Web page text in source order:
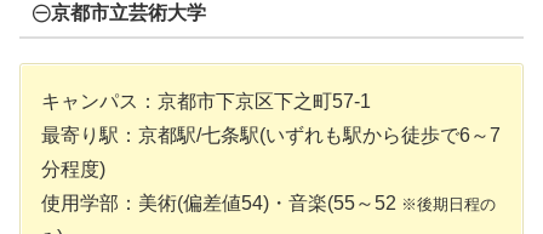
㊀京都市立芸術大学
キャンパス：京都市下京区下之町57-1
最寄り駅：京都駅/七条駅(いずれも駅から徒歩で6～7
分程度)
使用学部：美術(偏差値54)・音楽(55～52 ※後期日程の